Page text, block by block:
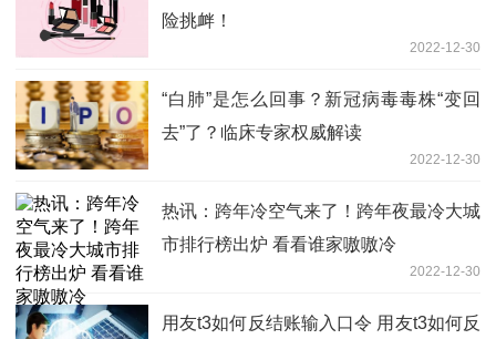
险挑衅！
2022-12-30
“白肺”是怎么回事？新冠病毒毒株“变回
去”了？临床专家权威解读
2022-12-30
热讯：跨年冷空气来了！跨年夜最冷大城
市排行榜出炉 看看谁家嗷嗷冷
2022-12-30
用友t3如何反结账输入口令 用友t3如何反